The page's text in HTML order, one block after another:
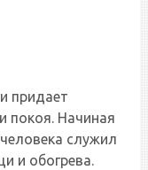
придает
покоя. Начиная
служил
и обогрева.